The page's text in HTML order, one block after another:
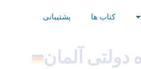
کتاب ها پشتیبانی
آلمان